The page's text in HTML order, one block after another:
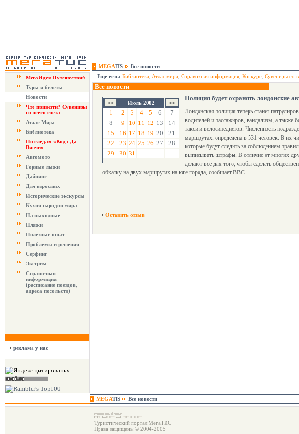
MEGATIS
Все новости
МегаИдеи Путешествий
Туры и билеты
Новости
Что привезти? Сувениры
со всего света
Атлас Мира
Библиотека
По следам «Кода Да
Винчи»
Автомото
Горные лыжи
Дайвинг
Для взрослых
Исторические экскурсы
Кухня народов мира
На выходные
Пляжи
Полезный опыт
Проблемы и решения
Серфинг
Экстрим
Справочная
информация
(расписание поездов,
адреса посольств)
реклама у нас
Еще есть: Библиотека Атлас мира Справочная информация Конкурс Сувениры со
Все новости
Июль 2002
1 2 3 4 5 6
7
8
9 10 11 12 13
14
15
16 17 18 19 20
21
22
23 24 25 26 27
28
29
30 31
Полиция будет охранять лондонские
Лондонская полиция теперь станет
водителей и пассажиров, вандализм, а также
такси и велосипедистов. Численность
маршрутах, определена в 531 человек. В их
которые будут следить за соблюдением
выписывать штрафы. В отличие от многих
делают все для того, чтобы сделать
обкатку на двух маршрутах на юге города, сообщает BBC.
Оставить отзыв
MEGATIS Все новости
Туристический портал МегаТИС
Права защищены © 2004-2005